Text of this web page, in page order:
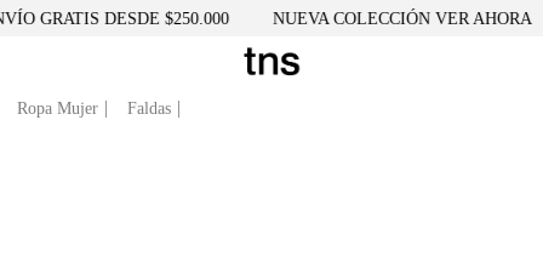
GRATIS DESDE $250.000 NUEVA COLECCIÓN VER AHORA
Ropa Mujer Faldas